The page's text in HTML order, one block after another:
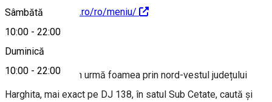
Sâmbătă
10:00 - 22:00
Duminică
10:00 - 22:00
https://arpadhaza.ro/ro/meniu/
Despre
Dacă te prinde din urmă foamea prin nord-vestul județului
Harghita, mai exact pe DJ 138, în satul Sub Cetate, caută și